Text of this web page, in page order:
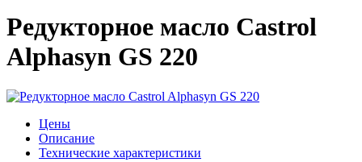
Редукторное масло Castrol
Alphasyn GS 220
Цены
Описание
Технические характеристики